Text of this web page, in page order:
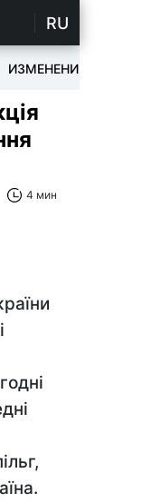
RU
ИЗМЕНЕНИЯ
4 мин